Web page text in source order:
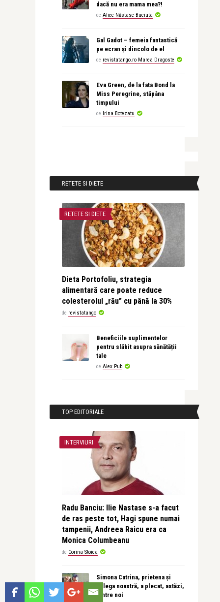
dacă nu era mama mea?!
de Alice Năstase Buciuta
Gal Gadot – femeia fantastică
pe ecran și dincolo de el
de revistatango.ro Marea Dragoste
Eva Green, de la fata Bond la
Miss Peregrine, stăpâna
timpului
de Irina Botezatu
RETETE SI DIETE
RETETE SI DIETE
Dieta Portofoliu, strategia
alimentară care poate reduce
colesterolul „rău” cu până la 30%
de revistatango
Beneficiile suplimentelor
pentru slăbit asupra sănătății
tale
de Alex Pub
TOP EDITORIALE
INTERVIURI
Radu Banciu: Ilie Nastase s-a facut
de ras peste tot, Hagi spune numai
tampenii, Andreea Raicu era ca
Monica Columbeanu
de Corina Stoica
Simona Catrina, prietena și
colega noastră, a plecat, astăzi,
dintre noi